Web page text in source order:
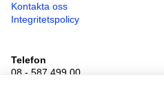
Kontakta oss
Integritetspolicy
Telefon
08 - 587 499 00